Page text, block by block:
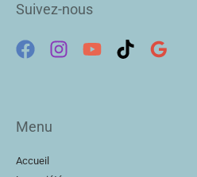
Suivez-nous
Menu
Accueil